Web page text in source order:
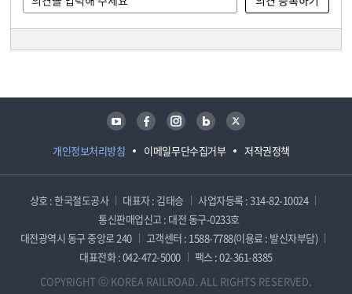
개인정보처리방침 이메일무단수집거부 저작권정책
유튜브 페이스북 인스타그램 블로그 트위터
상호 : 한국철도공사 대표자 : 김태승
사업자등록 : 314-82-10024
통신판매업신고 : 대전 동구-0233호
대전광역시 동구 중앙로 240
고객센터 : 1588-7788(이용료 : 발신자부담)
대표전화 : 042-472-5000
팩스 : 02-361-8385
COPYRIGHT ⓒ KOREA RAILROAD. ALL RIGHTS RESERVED.